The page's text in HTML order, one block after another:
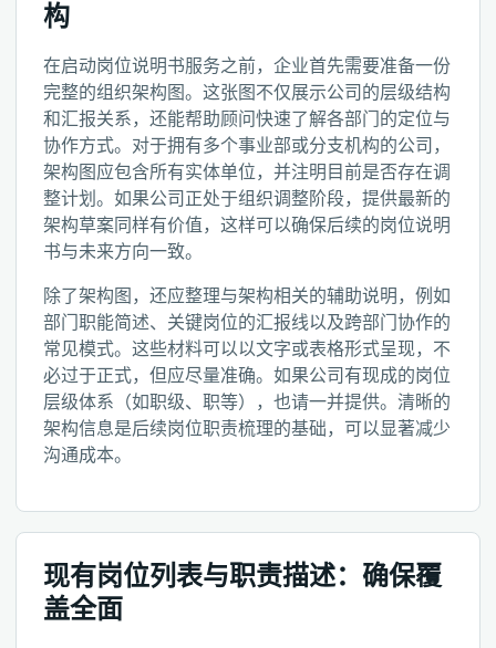
构
在启动岗位说明书服务之前，企业首先需要准备一份
完整的组织架构图。这张图不仅展示公司的层级结构
和汇报关系，还能帮助顾问快速了解各部门的定位与
协作方式。对于拥有多个事业部或分支机构的公司，
架构图应包含所有实体单位，并注明目前是否存在调
整计划。如果公司正处于组织调整阶段，提供最新的
架构草案同样有价值，这样可以确保后续的岗位说明
书与未来方向一致。
除了架构图，还应整理与架构相关的辅助说明，例如
部门职能简述、关键岗位的汇报线以及跨部门协作的
常见模式。这些材料可以以文字或表格形式呈现，不
必过于正式，但应尽量准确。如果公司有现成的岗位
层级体系（如职级、职等），也请一并提供。清晰的
架构信息是后续岗位职责梳理的基础，可以显著减少
沟通成本。
现有岗位列表与职责描述：确保覆
盖全面